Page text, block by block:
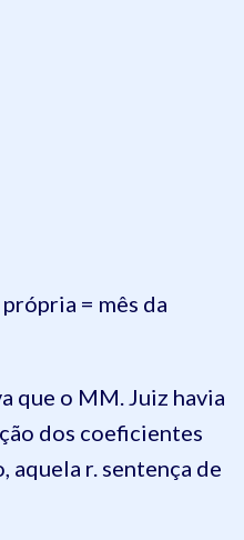
= mês da
que o MM. Juiz havia
dos coeficientes
aquela r. sentença de